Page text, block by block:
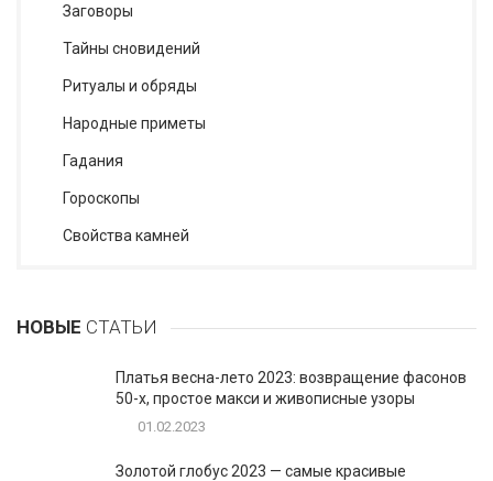
Заговоры
Тайны сновидений
Ритуалы и обряды
Народные приметы
Гадания
Гороскопы
Cвойства камней
НОВЫЕ СТАТЬИ
Платья весна-лето 2023: возвращение фасонов
50-х, простое макси и живописные узоры
01.02.2023
Золотой глобус 2023 — самые красивые